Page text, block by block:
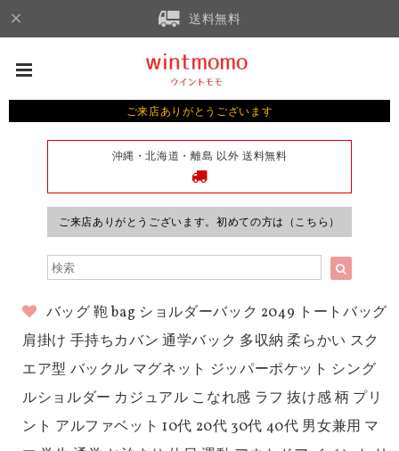
送料無料
ご来店ありがとうございます
沖縄・北海道・離島 以外 送料無料
ご来店ありがとうございます。初めての方は（こちら）
バッグ 鞄 bag ショルダーバック 2049 トートバッグ
肩掛け 手持ちカバン 通学バック 多収納 柔らかい スク
エア型 バックル マグネット ジッパーポケット シング
ルショルダー カジュアル こなれ感 ラフ 抜け感 柄 プリ
ント アルファベット 10代 20代 30代 40代 男女兼用 マ